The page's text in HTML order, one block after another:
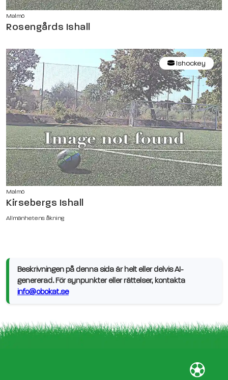
Malmö
Rosengårds Ishall
Ishockey
Malmö
Kirsebergs Ishall
Allmänhetens åkning
Beskrivningen på denna sida är helt eller delvis AI-
genererad. För synpunkter eller rättelser, kontakta
info@obokat.se